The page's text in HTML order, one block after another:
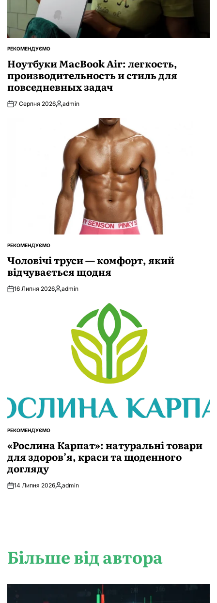
ОПУБЛІКУВАТИ
РЕКОМЕНДУЄМО
Ноутбуки MacBook Air: легкость,
производительность и стиль для
повседневных задач
7 Серпня 2026Опубліковано
admin
ОПУБЛІКУВАТИ
РЕКОМЕНДУЄМО
Чоловічі труси — комфорт, який
відчувається щодня
16 Липня 2026Опубліковано
admin
ОПУБЛІКУВАТИ
РЕКОМЕНДУЄМО
«Рослина Карпат»: натуральні товари
для здоров’я, краси та щоденного
догляду
14 Липня 2026Опубліковано
admin
Більше від автора